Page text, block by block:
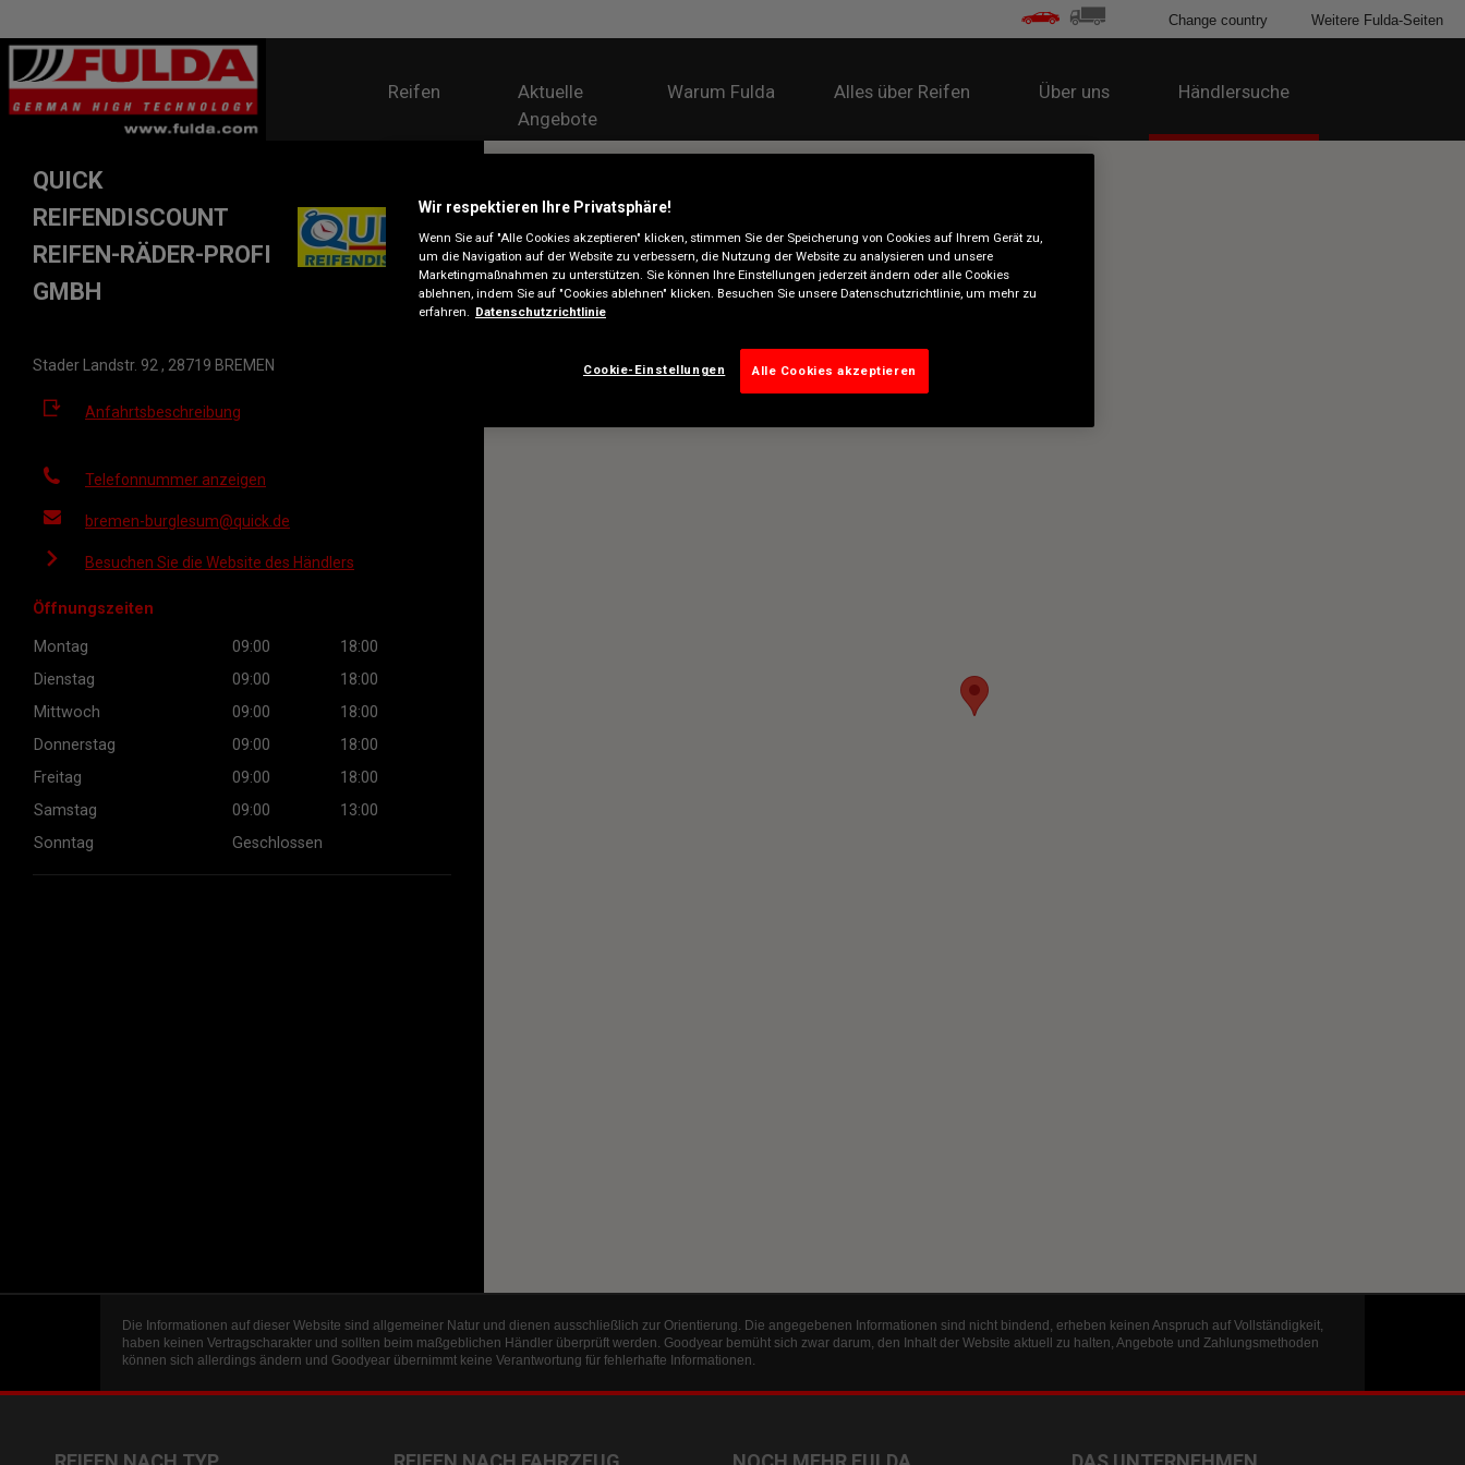
Reifen
Aktuelle
Angebote
Warum Fulda Alles über Reifen Über uns Händlersuche
Change country Weitere Fulda-Seiten
QUICK
REIFENDISCOUNT
REIFEN-RÄDER-PROFI
GMBH
Stader Landstr. 92 , 28719 BREMEN
Anfahrtsbeschreibung
Telefonnummer anzeigen
bremen-burglesum@quick.de
Besuchen Sie die Website des Händlers
Öffnungszeiten
Montag 09:00
18:00
Dienstag
09:00
18:00
Mittwoch
09:00
18:00
Donnerstag
09:00
18:00
Freitag
09:00
18:00
Samstag
09:00
13:00
Sonntag
Geschlossen
Die Informationen auf dieser Website sind allgemeiner Natur und dienen ausschließlich zur Orientierung. Die angegebenen Informationen sind nicht bindend, erheben keinen Anspruch auf Vollständigkeit,
haben keinen Vertragscharakter und sollten beim maßgeblichen Händler überprüft werden. Goodyear bemüht sich zwar darum, den Inhalt der Website aktuell zu halten, Angebote und Zahlungsmethoden
können sich allerdings ändern und Goodyear übernimmt keine Verantwortung für fehlerhafte Informationen.
Wir respektieren Ihre Privatsphäre!
Wenn Sie auf "Alle Cookies akzeptieren" klicken, stimmen Sie der Speicherung von Cookies auf Ihrem Gerät zu,
um die Navigation auf der Website zu verbessern, die Nutzung der Website zu analysieren und unsere
Marketingmaßnahmen zu unterstützen. Sie können Ihre Einstellungen jederzeit ändern oder alle Cookies
ablehnen, indem Sie auf "Cookies ablehnen" klicken. Besuchen Sie unsere Datenschutzrichtlinie, um mehr zu
erfahren. Datenschutzrichtlinie
Cookie-Einstellungen Alle Cookies akzeptieren